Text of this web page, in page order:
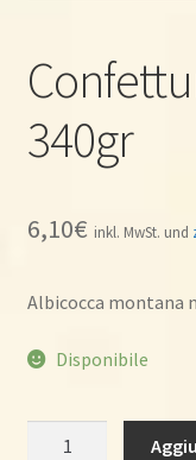
340gr
6,10€ inkl. MwSt. und
Albicocca montana
Disponibile